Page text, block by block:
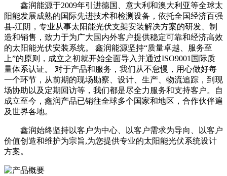
鑫润能源于2009年引进德国、意大利和澳大利亚等全球太
阳能发展成熟的国际先进技术和检测设备，依托全国经济百强
县-江阴，专业从事太阳能光伏支架安装解决方案的研发、制
造和销售，致力于为广大国内外客户提供稳定可靠和经济高效
的太阳能光伏安装系统。 鑫润能源坚持“质量卓越、服务至
上”的原则，成立之初就开始全面导入并通过ISO9001国际质
量体系认证。 对于产品和服务，我们从不怠慢，用心做好每
一个环节，从前期的现场勘察、设计、生产、物流追踪，到现
场协助以及定期回访等，我们都是尽全力服务和支持客户。自
成立至今，鑫润产品已销往全球多个国家和地区，合作伙伴遍
及世界各地。
鑫润始终坚持以客户为中心、以客户需求为导向、以客户
价值创造和维护为宗旨,为您提供专业的太阳能光伏系统设计
方案。